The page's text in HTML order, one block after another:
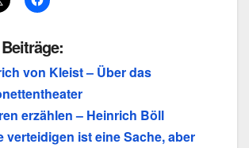
von Kleist – Über das
erzählen – Heinrich Böll
verteidigen ist eine Sache, aber